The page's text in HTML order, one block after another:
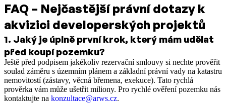
FAQ – Nejčastější právní dotazy k
akvizici developerských projektů
1. Jaký je úplně první krok, který mám udělat
před koupí pozemku?
Ještě před podpisem jakékoliv rezervační smlouvy si nechte prověřit
soulad záměru s územním plánem a základní právní vady na katastru
nemovitostí (zástavy, věcná břemena, exekuce). Tato rychlá
prověrka vám může ušetřit miliony. Pro rychlé ověření pozemku nás
kontaktujte na konzultace@arws.cz.